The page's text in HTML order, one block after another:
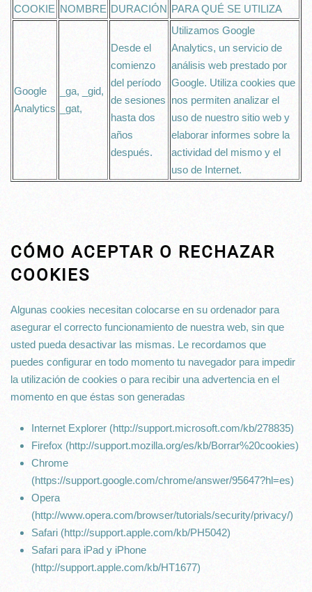
COOKIE NOMBRE DURACIÓN PARA QUÉ SE UTILIZA
Google
Analytics
_ga, _gid,
_gat,
Desde el
comienzo
del período
de sesiones
hasta dos
años
después.
Utilizamos Google
Analytics, un servicio de
análisis web prestado por
Google. Utiliza cookies que
nos permiten analizar el
uso de nuestro sitio web y
elaborar informes sobre la
actividad del mismo y el
uso de Internet.
CÓMO ACEPTAR O RECHAZAR
COOKIES
Algunas cookies necesitan colocarse en su ordenador para
asegurar el correcto funcionamiento de nuestra web, sin que
usted pueda desactivar las mismas. Le recordamos que
puedes configurar en todo momento tu navegador para impedir
la utilización de cookies o para recibir una advertencia en el
momento en que éstas son generadas
Internet Explorer (http://support.microsoft.com/kb/278835)
Firefox (http://support.mozilla.org/es/kb/Borrar%20cookies)
Chrome
(https://support.google.com/chrome/answer/95647?hl=es)
Opera
(http://www.opera.com/browser/tutorials/security/privacy/)
Safari (http://support.apple.com/kb/PH5042)
Safari para iPad y iPhone
(http://support.apple.com/kb/HT1677)